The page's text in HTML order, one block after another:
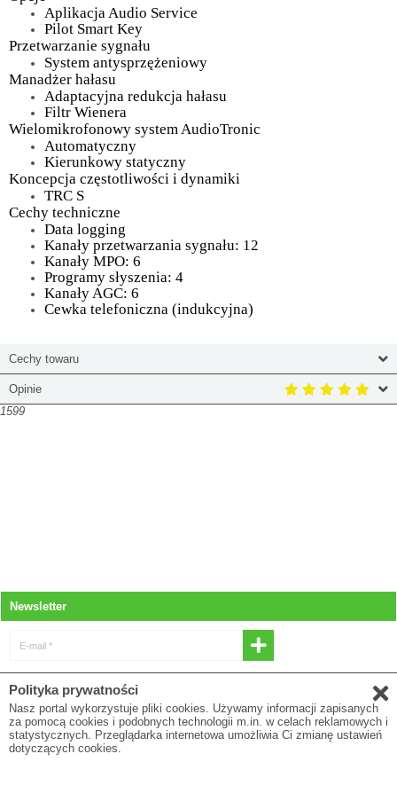
Aplikacja Audio Service
Pilot Smart Key
Przetwarzanie sygnału
System antysprzężeniowy
Manadżer hałasu
Adaptacyjna redukcja hałasu
Filtr Wienera
Wielomikrofonowy system AudioTronic
Automatyczny
Kierunkowy statyczny
Koncepcja częstotliwości i dynamiki
TRC S
Cechy techniczne
Data logging
Kanały przetwarzania sygnału: 12
Kanały MPO: 6
Programy słyszenia: 4
Kanały AGC: 6
Cewka telefoniczna (indukcyjna)
Cechy towaru
Opinie
1599
Newsletter
E-mail *
newslettera
E-mail
Polityka prywatności
Nasz portal wykorzystuje pliki cookies. Używamy informacji zapisanych
za pomocą cookies i podobnych technologii m.in. w celach reklamowych i
statystycznych. Przeglądarka internetowa umożliwia Ci zmianę ustawień
dotyczących cookies.